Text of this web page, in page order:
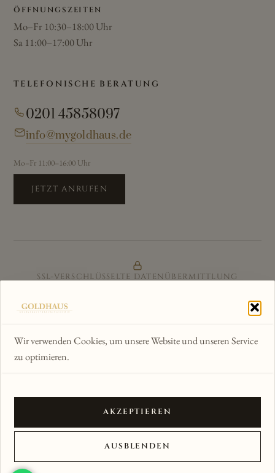
Wir verwenden Cookies, um unsere Website und unseren Service
zu optimieren.
AKZEPTIEREN
AUSBLENDEN
ÖFFNUNGSZEITEN
Mo–Fr 10:30–18:00 Uhr
Sa 11:00–17:00 Uhr
TELEFONISCHE BERATUNG
0201 45858097
info@mygoldhaus.de
Mo–Fr 11:00–16:00 Uhr
JETZT ANRUFEN
SSL-VERSCHLÜSSELTE DATENÜBERMITTLUNG
© 2012–2026 Goldhaus am Kornmarkt · Alle Rechte
vorbehalten